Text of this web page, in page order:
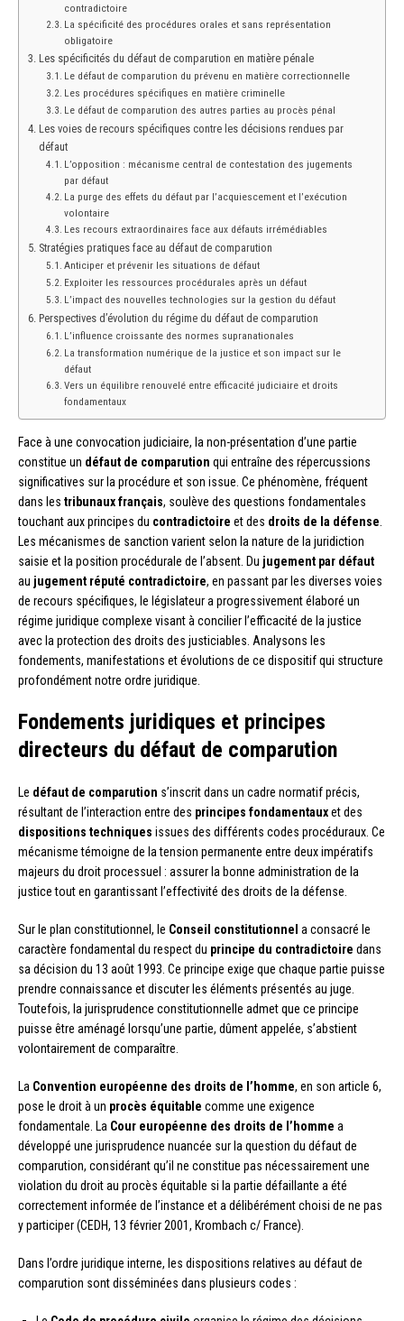
contradictoire
La spécificité des procédures orales et sans représentation
obligatoire
Les spécificités du défaut de comparution en matière pénale
Le défaut de comparution du prévenu en matière correctionnelle
Les procédures spécifiques en matière criminelle
Le défaut de comparution des autres parties au procès pénal
Les voies de recours spécifiques contre les décisions rendues par
défaut
L’opposition : mécanisme central de contestation des jugements
par défaut
La purge des effets du défaut par l’acquiescement et l’exécution
volontaire
Les recours extraordinaires face aux défauts irrémédiables
Stratégies pratiques face au défaut de comparution
Anticiper et prévenir les situations de défaut
Exploiter les ressources procédurales après un défaut
L’impact des nouvelles technologies sur la gestion du défaut
Perspectives d’évolution du régime du défaut de comparution
L’influence croissante des normes supranationales
La transformation numérique de la justice et son impact sur le
défaut
Vers un équilibre renouvelé entre efficacité judiciaire et droits
fondamentaux
Face à une convocation judiciaire, la non-présentation d’une partie
constitue un défaut de comparution qui entraîne des répercussions
significatives sur la procédure et son issue. Ce phénomène, fréquent
dans les tribunaux français, soulève des questions fondamentales
touchant aux principes du contradictoire et des droits de la défense
Les mécanismes de sanction varient selon la nature de la juridiction
saisie et la position procédurale de l’absent. Du jugement par défaut
au jugement réputé contradictoire, en passant par les diverses voies
de recours spécifiques, le législateur a progressivement élaboré un
régime juridique complexe visant à concilier l’efficacité de la justice
avec la protection des droits des justiciables. Analysons les
fondements, manifestations et évolutions de ce dispositif qui structure
profondément notre ordre juridique.
Fondements juridiques et principes
directeurs du défaut de comparution
Le défaut de comparution s’inscrit dans un cadre normatif précis,
résultant de l’interaction entre des principes fondamentauxet des
dispositions techniques issues des différents codes procéduraux. Ce
mécanisme témoigne de la tension permanente entre deux impératifs
majeurs du droit processuel : assurer la bonne administration de la
justice tout en garantissant l’effectivité des droits de la défense.
Sur le plan constitutionnel, le Conseil constitutionnel a consacré le
caractère fondamental du respect du principe du contradictoire dans
sa décision du 13 août 1993. Ce principe exige que chaque partie puisse
prendre connaissance et discuter les éléments présentés au juge.
Toutefois, la jurisprudence constitutionnelle admet que ce principe
puisse être aménagé lorsqu’une partie, dûment appelée, s’abstient
volontairement de comparaître.
La Convention européenne des droits de l’homme, en son article 6,
pose le droit à un procès équitable comme une exigence
fondamentale. La Cour européenne des droits de l’homme a
développé une jurisprudence nuancée sur la question du défaut de
comparution, considérant qu’il ne constitue pas nécessairement une
violation du droit au procès équitable si la partie défaillante a été
correctement informée de l’instance et a délibérément choisi de ne pas
y participer (CEDH, 13 février 2001, Krombach c/ France).
Dans l’ordre juridique interne, les dispositions relatives au défaut de
comparution sont disséminées dans plusieurs codes :